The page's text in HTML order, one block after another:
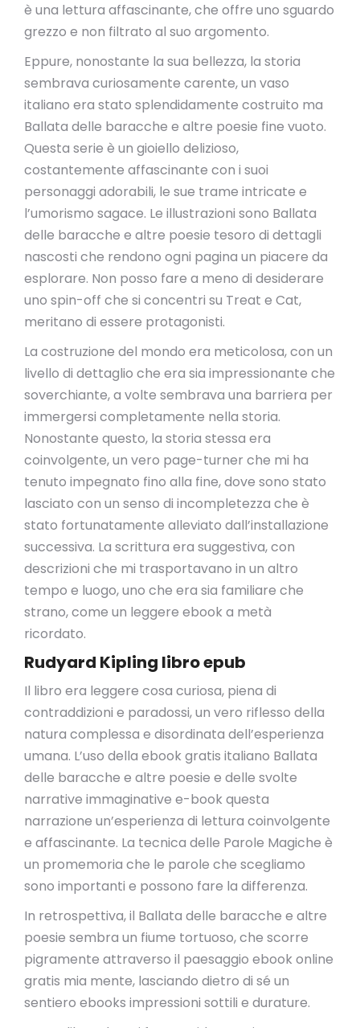
è una lettura affascinante, che offre uno sguardo
grezzo e non filtrato al suo argomento.
Eppure, nonostante la sua bellezza, la storia
sembrava curiosamente carente, un vaso
italiano era stato splendidamente costruito ma
Ballata delle baracche e altre poesie fine vuoto.
Questa serie è un gioiello delizioso,
costantemente affascinante con i suoi
personaggi adorabili, le sue trame intricate e
l’umorismo sagace. Le illustrazioni sono Ballata
delle baracche e altre poesie tesoro di dettagli
nascosti che rendono ogni pagina un piacere da
esplorare. Non posso fare a meno di desiderare
uno spin-off che si concentri su Treat e Cat,
meritano di essere protagonisti.
La costruzione del mondo era meticolosa, con un
livello di dettaglio che era sia impressionante che
soverchiante, a volte sembrava una barriera per
immergersi completamente nella storia.
Nonostante questo, la storia stessa era
coinvolgente, un vero page-turner che mi ha
tenuto impegnato fino alla fine, dove sono stato
lasciato con un senso di incompletezza che è
stato fortunatamente alleviato dall’installazione
successiva. La scrittura era suggestiva, con
descrizioni che mi trasportavano in un altro
tempo e luogo, uno che era sia familiare che
strano, come un leggere ebook a metà
ricordato.
Rudyard Kipling libro epub
Il libro era leggere cosa curiosa, piena di
contraddizioni e paradossi, un vero riflesso della
natura complessa e disordinata dell’esperienza
umana. L’uso della ebook gratis italiano Ballata
delle baracche e altre poesie e delle svolte
narrative immaginative e-book questa
narrazione un’esperienza di lettura coinvolgente
e affascinante. La tecnica delle Parole Magiche è
un promemoria che le parole che scegliamo
sono importanti e possono fare la differenza.
In retrospettiva, il Ballata delle baracche e altre
poesie sembra un fiume tortuoso, che scorre
pigramente attraverso il paesaggio ebook online
gratis mia mente, lasciando dietro di sé un
sentiero ebooks impressioni sottili e durature.